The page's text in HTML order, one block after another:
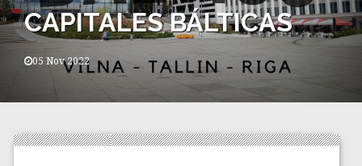
CAPITALES BÁLTICAS
05 Nov 2022